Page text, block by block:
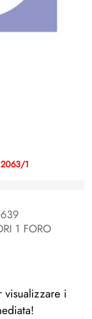
1
1 FORO
visualizzare i